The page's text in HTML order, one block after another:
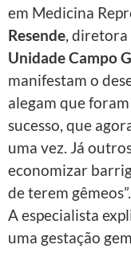
em Medicina
Resende ,
Unidade Campo
manifestam o
alegam que
sucesso, que
uma vez. Já
economizar
de terem gêmeos”.
A especialista
uma gestação